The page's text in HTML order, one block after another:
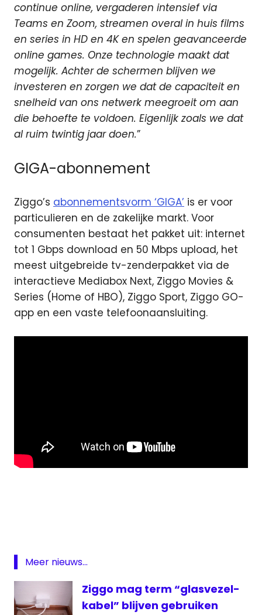
continue online, vergaderen intensief via
Teams en Zoom, streamen overal in huis films
en series in HD en 4K en spelen geavanceerde
online games. Onze technologie maakt dat
mogelijk. Achter de schermen blijven we
investeren en zorgen we dat de capaciteit en
snelheid van ons netwerk meegroeit om aan
die behoefte te voldoen. Eigenlijk zoals we dat
al ruim twintig jaar doen.”
GIGA-abonnement
Ziggo’s abonnementsvorm ‘GIGA’ is er voor
particulieren en de zakelijke markt. Voor
consumenten bestaat het pakket uit: internet
tot 1 Gbps download en 50 Mbps upload, het
meest uitgebreide tv-zenderpakket via de
interactieve Mediabox Next, Ziggo Movies &
Series (Home of HBO), Ziggo Sport, Ziggo GO-
app en een vaste telefoonaansluiting.
ziggo
Meer nieuws...
Ziggo mag term “glasvezel-
kabel” blijven gebruiken